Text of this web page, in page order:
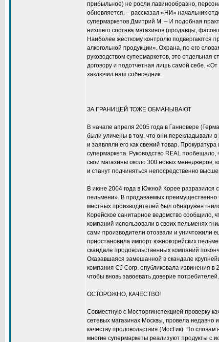
прибыльное) не росли лавинообразно,
обновляется, – рассказал «НИ» начальник
супермаркетов Дмитрий М. – И подобная
низшего состава магазинов (продавцы,
Наиболее жесткому контролю подвергаются
алкогольной продукции». Охрана, по его
руководством супермаркетов, это отдельная
договору и подотчетная лишь самой себе.
заключил наш собеседник.
ЗА ГРАНИЦЕЙ ТОЖЕ ОБМАНЫВАЮТ
В начале апреля 2005 года в Ганновере
были уличены в том, что они перекладывали
и заявляли его как свежий товар.
супермаркета. Руководство REAL пообещало,
свои магазины около 300 новых менеджеров,
и станут подчиняться непосредственно
В июне 2004 года в Южной Корее разразился
пельмени». В продаваемых преимущественно
местных производителей был обнаружен
Корейское санитарное ведомство сообщило,
компаний использовали в своих пельменях
сами производители отозвали и уничтожили
приостановила импорт южнокорейских
скандале продовольственных компаний
Оказавшаяся замешанной в скандале
компания CJ Corp. опубликовала извинения в
чтобы вновь завоевать доверие потребителей.
ОСТОРОЖНО, КАЧЕСТВО!
Совместную с Мосторгинспекцией проверку
сетевых магазинах Москвы, провела недавно
качеству продовольствия (МосГик). По
многие супермаркеты реализуют продукты с